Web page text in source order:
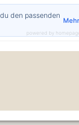
den passenden
powered by